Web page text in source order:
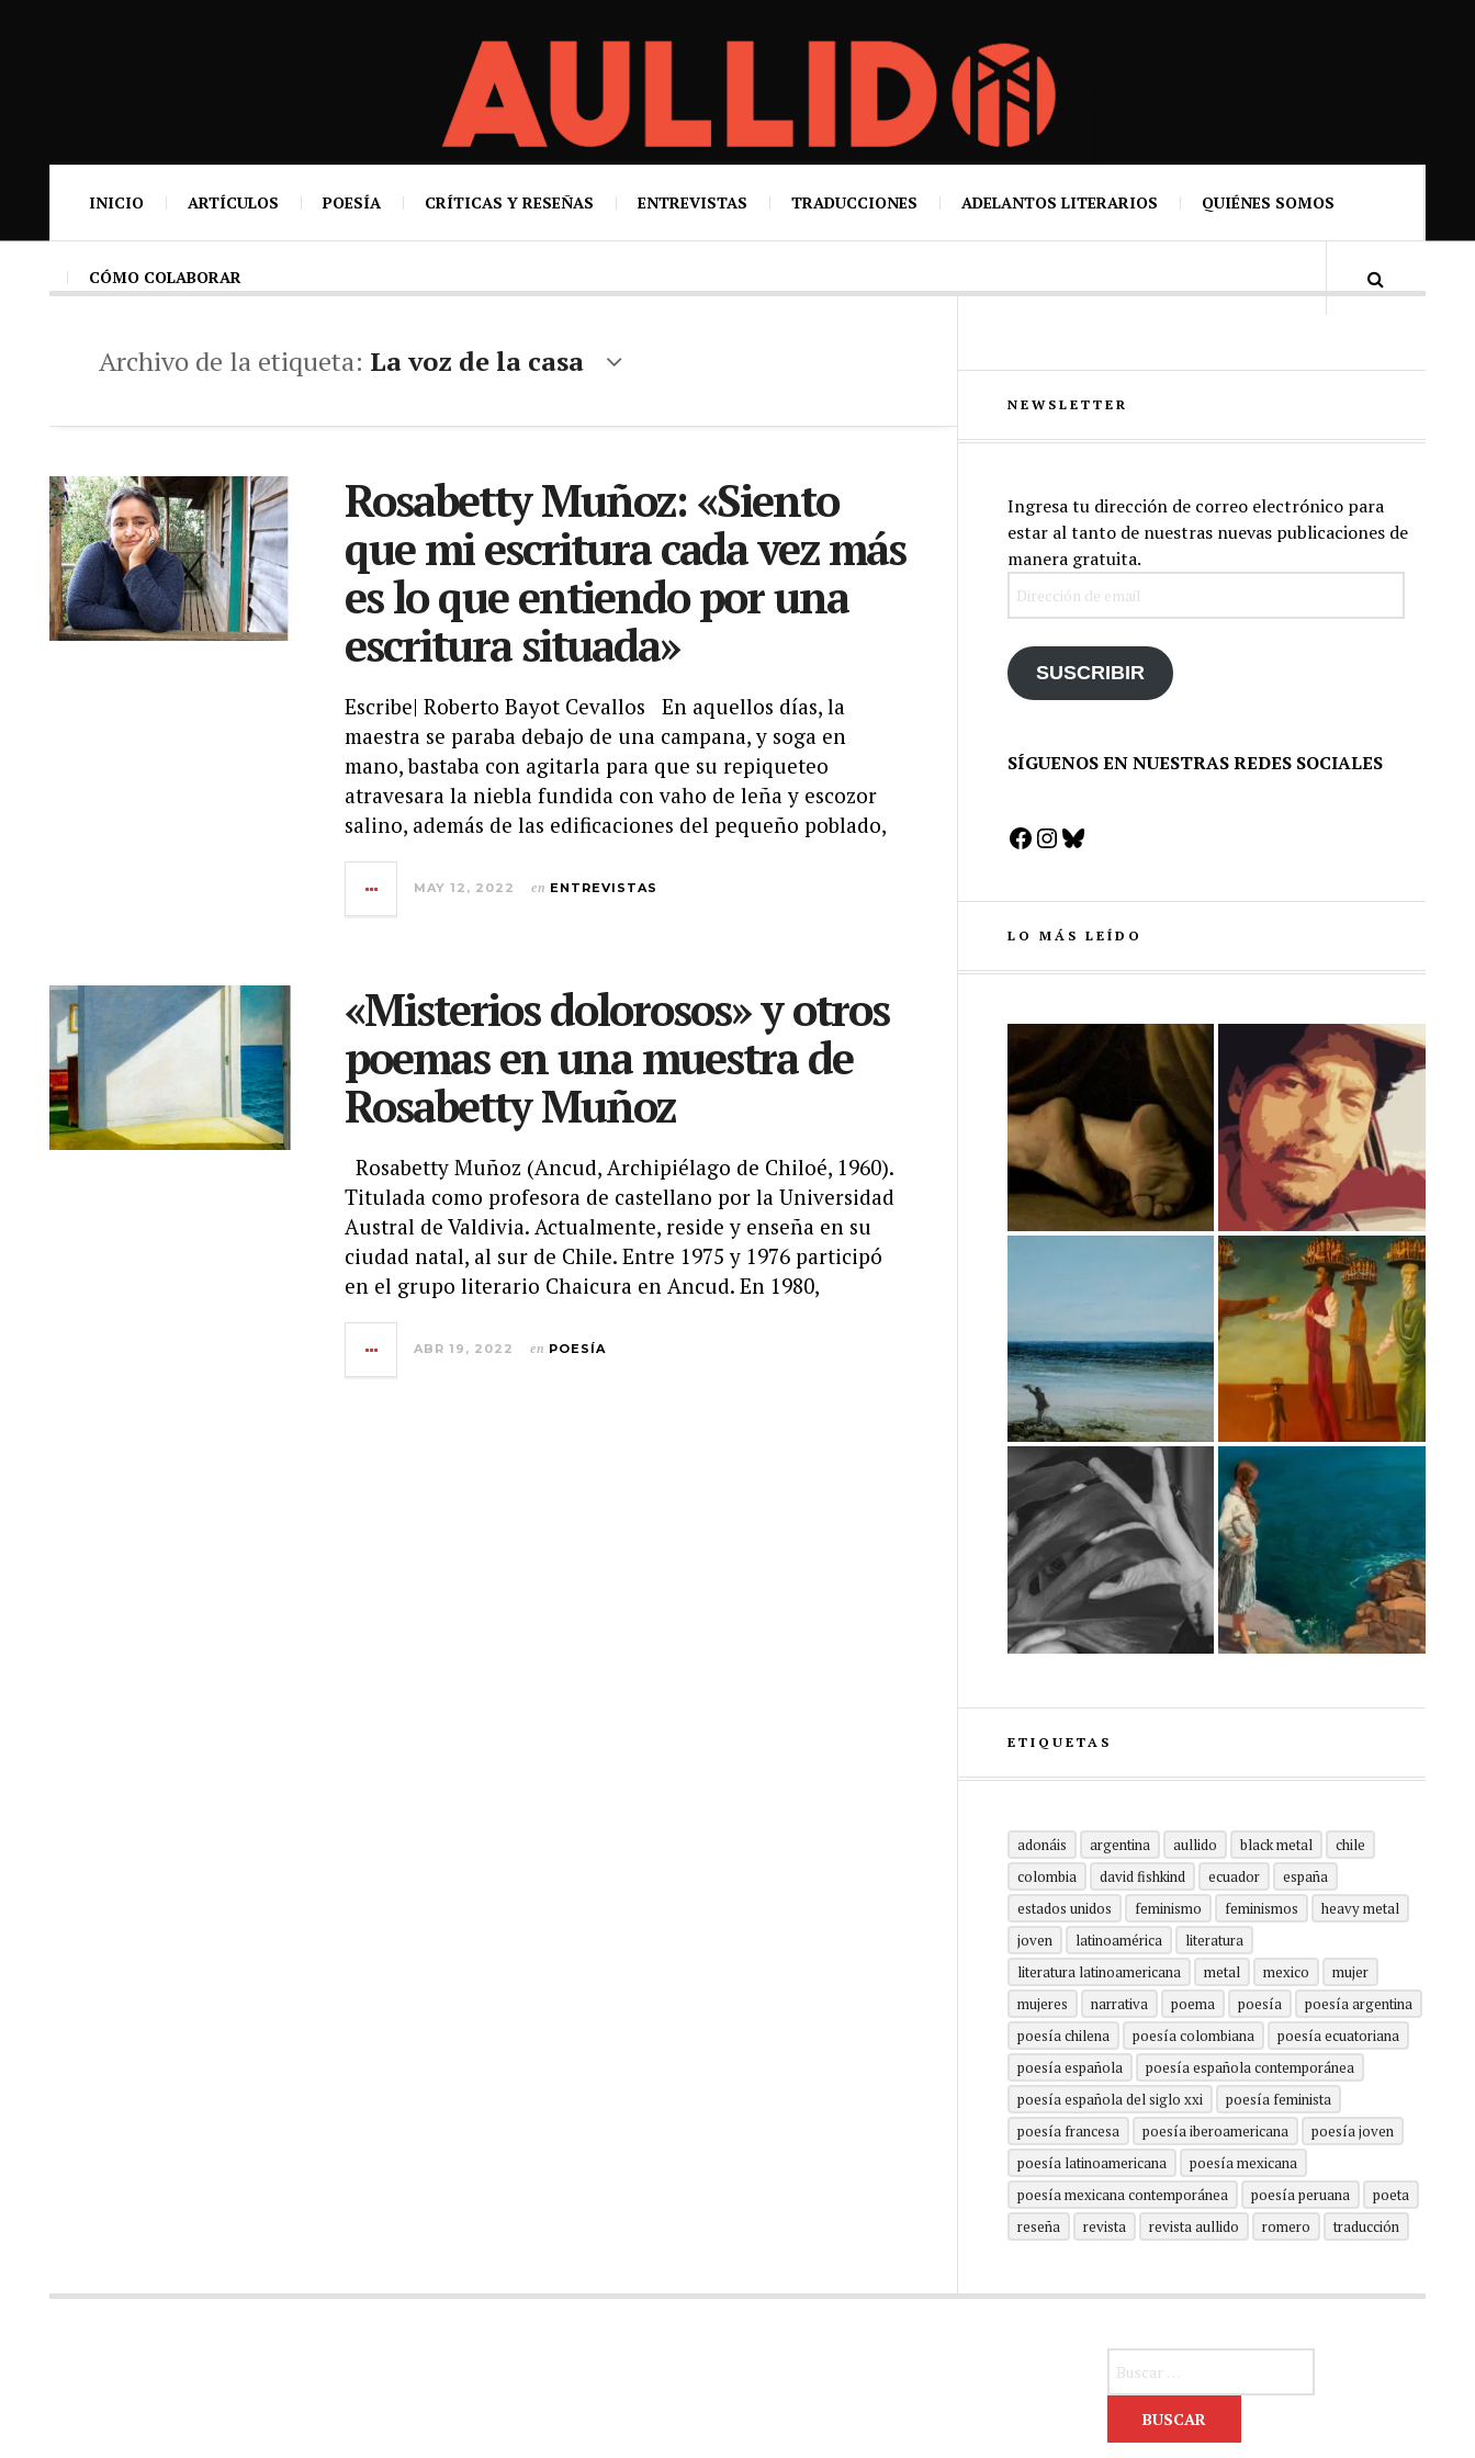
INICIO ARTÍCULOS POESÍA CRÍTICAS Y RESEÑAS ENTREVISTAS TRADUCCIONES ADELANTOS LITERARIOS QUIÉNES SOMOS
CÓMO COLABORAR
Archivo de la etiqueta: La voz de la casa
Rosabetty Muñoz: «Siento
que mi escritura cada vez más
es lo que entiendo por una
escritura situada»
Escribe| Roberto Bayot Cevallos En aquellos días, la
maestra se paraba debajo de una campana, y soga en
mano, bastaba con agitarla para que su repiqueteo
atravesara la niebla fundida con vaho de leña y escozor
salino, además de las edificaciones del pequeño poblado,
MAY 12, 2022 en ENTREVISTAS
«Misterios dolorosos» y otros
poemas en una muestra de
Rosabetty Muñoz
Rosabetty Muñoz (Ancud, Archipiélago de Chiloé, 1960).
Titulada como profesora de castellano por la Universidad
Austral de Valdivia. Actualmente, reside y enseña en su
ciudad natal, al sur de Chile. Entre 1975 y 1976 participó
en el grupo literario Chaicura en Ancud. En 1980,
ABR 19, 2022 en POESÍA
NEWSLETTER
Ingresa tu dirección de correo electrónico para
estar al tanto de nuestras nuevas publicaciones de
manera gratuita.
SUSCRIBIR
SÍGUENOS EN NUESTRAS REDES SOCIALES
Facebook
Instagram
Bluesky
LO MÁS LEÍDO
ETIQUETAS
adonáis argentina aullido black metal
chile
colombia
david fishkind ecuador
españa
estados unidos
feminismo feminismos
heavy metal
joven
latinoamérica
literatura
literatura latinoamericana
metal mexico
mujer
mujeres
narrativa poema poesía
poesía argentina
poesía chilena
poesía colombiana
poesía ecuatoriana
poesía española
poesía española contemporánea
poesía española del siglo xxi
poesía feminista
poesía francesa
poesía iberoamericana
poesía joven
poesía latinoamericana
poesía mexicana
poesía mexicana contemporánea
poesía peruana
poeta
reseña
revista revista aullido romero traducción